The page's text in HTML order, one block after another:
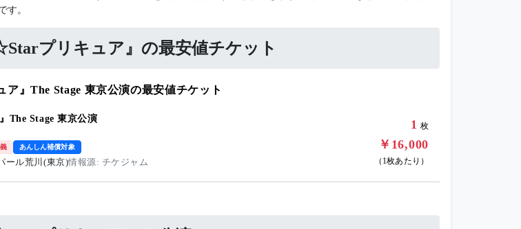
。
プリキュア』の最安値チケット
ア』The Stage 東京公演の最安値チケット
The Stage 東京公演
あんしん補償対象
ール荒川(東京)情報源: チケジャム
1 枚
￥16,000
（1枚あたり）